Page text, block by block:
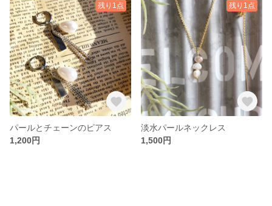
残り1点
パールとチェーンのピアス
1,200円
残り1点
淡水パールネックレス
1,500円